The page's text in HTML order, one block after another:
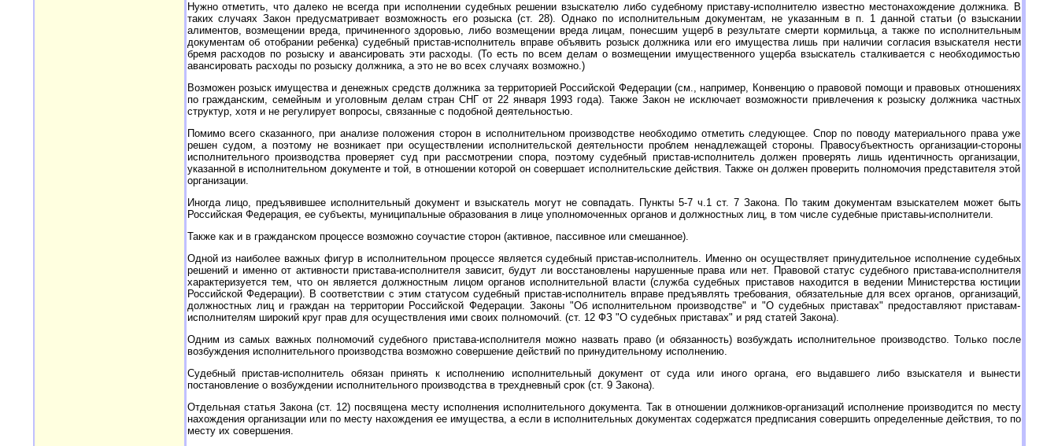
Нужно отметить, что далеко не всегда при исполнении судебных решении взыскателю либо судебному приставу-исполнителю известно местонахождение должника. В
таких случаях Закон предусматривает возможность его розыска (ст. 28). Однако по исполнительным документам, не указанным в п. 1 данной статьи (о взыскании
алиментов, возмещении вреда, причиненного здоровью, либо возмещении вреда лицам, понесшим ущерб в результате смерти кормильца, а также по исполнительным
документам об отобрании ребенка) судебный пристав-исполнитель вправе объявить розыск должника или его имущества лишь при наличии согласия взыскателя нести
бремя расходов по розыску и авансировать эти расходы. (То есть по всем делам о возмещении имущественного ущерба взыскатель сталкивается с необходимостью
авансировать расходы по розыску должника, а это не во всех случаях возможно.)
Возможен розыск имущества и денежных средств должника за территорией Российской Федерации (см., например, Конвенцию о правовой помощи и правовых отношениях
по гражданским, семейным и уголовным делам стран СНГ от 22 января 1993 года). Также Закон не исключает возможности привлечения к розыску должника частных
структур, хотя и не регулирует вопросы, связанные с подобной деятельностью.
Помимо всего сказанного, при анализе положения сторон в исполнительном производстве необходимо отметить следующее. Спор по поводу материального права уже
решен судом, а поэтому не возникает при осуществлении исполнительской деятельности проблем ненадлежащей стороны. Правосубъектность организации-стороны
исполнительного производства проверяет суд при рассмотрении спора, поэтому судебный пристав-исполнитель должен проверять лишь идентичность организации,
указанной в исполнительном документе и той, в отношении которой он совершает исполнительские действия. Также он должен проверить полномочия представителя этой
организации.
Иногда лицо, предъявившее исполнительный документ и взыскатель могут не совпадать. Пункты 5-7 ч.1 ст. 7 Закона. По таким документам взыскателем может быть
Российская Федерация, ее субъекты, муниципальные образования в лице уполномоченных органов и должностных лиц, в том числе судебные приставы-исполнители.
Также как и в гражданском процессе возможно соучастие сторон (активное, пассивное или смешанное).
Одной из наиболее важных фигур в исполнительном процессе является судебный пристав-исполнитель. Именно он осуществляет принудительное исполнение судебных
решений и именно от активности пристава-исполнителя зависит, будут ли восстановлены нарушенные права или нет. Правовой статус судебного пристава-исполнителя
характеризуется тем, что он является должностным лицом органов исполнительной власти (служба судебных приставов находится в ведении Министерства юстиции
Российской Федерации). В соответствии с этим статусом судебный пристав-исполнитель вправе предъявлять требования, обязательные для всех органов, организаций,
должностных лиц и граждан на территории Российской Федерации. Законы "Об исполнительном производстве" и "О судебных приставах" предоставляют приставам-
исполнителям широкий круг прав для осуществления ими своих полномочий. (ст. 12 ФЗ "О судебных приставах" и ряд статей Закона).
Одним из самых важных полномочий судебного пристава-исполнителя можно назвать право (и обязанность) возбуждать исполнительное производство. Только после
возбуждения исполнительного производства возможно совершение действий по принудительному исполнению.
Судебный пристав-исполнитель обязан принять к исполнению исполнительный документ от суда или иного органа, его выдавшего либо взыскателя и вынести
постановление о возбуждении исполнительного производства в трехдневный срок (ст. 9 Закона).
Отдельная статья Закона (ст. 12) посвящена месту исполнения исполнительного документа. Так в отношении должников-организаций исполнение производится по месту
нахождения организации или по месту нахождения ее имущества, а если в исполнительных документах содержатся предписания совершить определенные действия, то по
месту их совершения.